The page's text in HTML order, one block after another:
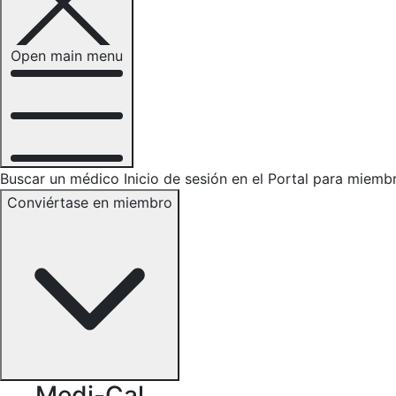
Open main menu
Buscar un médico Inicio de sesión en el Portal para
Conviértase en miembro